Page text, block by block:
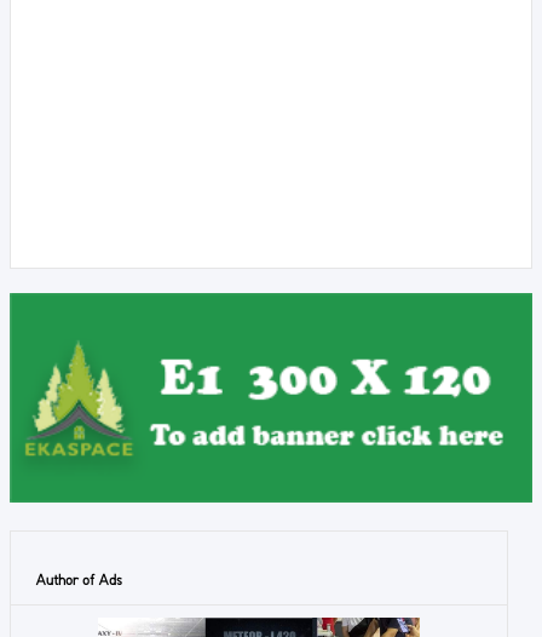
Author of Ads